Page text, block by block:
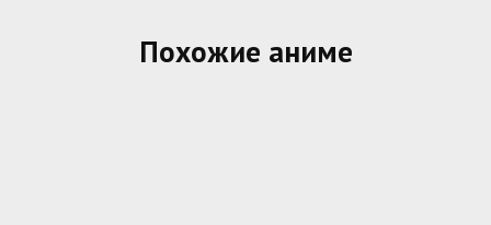
Похожие аниме